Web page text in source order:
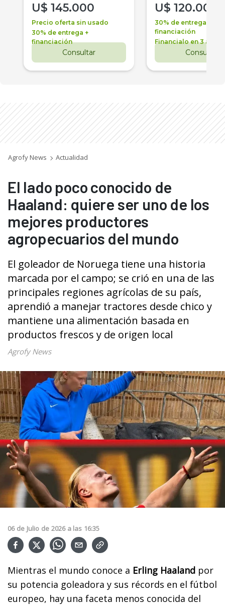
U$ 145.000
Precio oferta sin usado
30% de entrega +
financiación
Consultar
U$ 120.000
30% de entrega +
financiación
Financialo en 3 años
Consultar
Agrofy News Actualidad
El lado poco conocido de
Haaland: quiere ser uno de los
mejores productores
agropecuarios del mundo
El goleador de Noruega tiene una historia
marcada por el campo; se crió en una de las
principales regiones agrícolas de su país,
aprendió a manejar tractores desde chico y
mantiene una alimentación basada en
productos frescos y de origen local
Agrofy News
06 de Julio de 2026 a las 16:35
Mientras el mundo conoce a Erling Haaland por
su potencia goleadora y sus récords en el fútbol
europeo, hay una faceta menos conocida del